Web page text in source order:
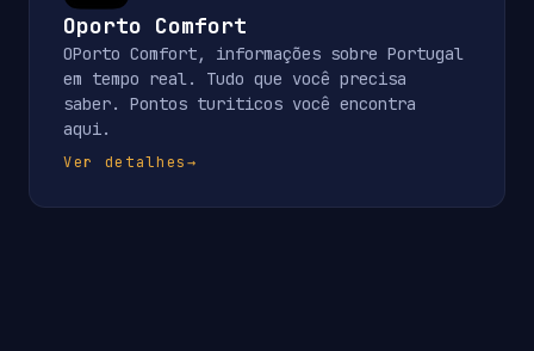
Oporto Comfort
OPorto Comfort, informações sobre Portugal
em tempo real. Tudo que você precisa
saber. Pontos turiticos você encontra
aqui.
Ver detalhes→